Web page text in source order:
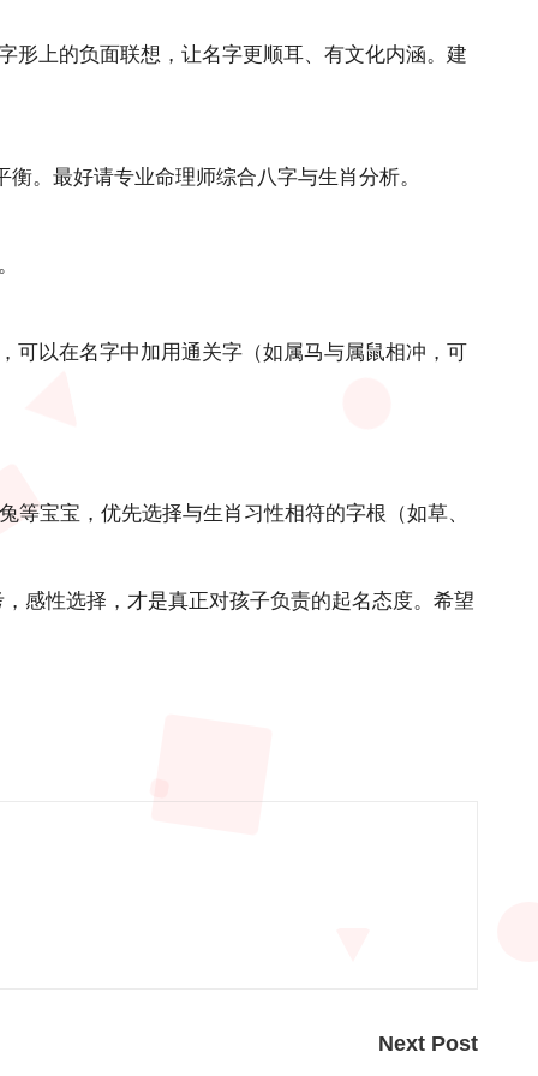
形上的负面联想，让名字更顺耳、有文化内涵。建
。最好请专业命理师综合八字与生肖分析。
可以在名字中加用通关字（如属马与属鼠相冲，可
宝宝，优先选择与生肖习性相符的字根（如草、
感性选择，才是真正对孩子负责的起名态度。希望
Next Post